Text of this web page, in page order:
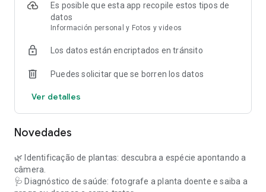
podar o cosechar.
📖 Guías de cultivo, compostaje y agroforestería.
sin internet.
Empieza gratis. La versión Premium desbloquea
respuestas en audio y acceso completo sin conexión.
Es posible que esta app recopile estos tipos de
datos
Información personal y Fotos y videos
Los datos están encriptados en tránsito
Puedes solicitar que se borren los datos
Ver detalles
Novedades
🌿 Identificação de plantas: descubra a espécie apontando a
câmera.
🩺 Diagnóstico de saúde: fotografe a planta doente e saiba a